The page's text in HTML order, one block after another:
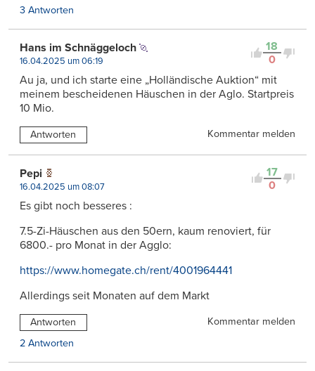
3 Antworten
18
0
Hans im Schnäggeloch
16.04.2025 um 06:19
Au ja, und ich starte eine „Holländische Auktion“ mit
meinem bescheidenen Häuschen in der Aglo. Startpreis
10 Mio.
Antworten Kommentar melden
17
0
Pepi
16.04.2025 um 08:07
Es gibt noch besseres :
7.5-Zi-Häuschen aus den 50ern, kaum renoviert, für
6800.- pro Monat in der Agglo:
https://www.homegate.ch/rent/4001964441
Allerdings seit Monaten auf dem Markt
Antworten
Kommentar melden
2 Antworten